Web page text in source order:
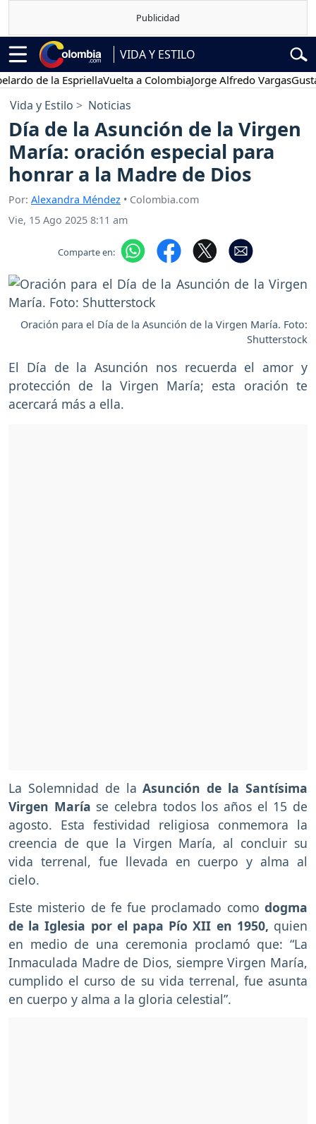
VIDA Y ESTILO
la EspriellaVuelta a ColombiaJorge Alfredo VargasGustavo
Vida y Estilo Noticias
Día de la Asunción de la Virgen
María: oración especial para
honrar a la Madre de Dios
Por: Alexandra Méndez • Colombia.com
Vie, 15 Ago 2025 8:11 am
Comparte en:
Oración para el Día de la Asunción de la Virgen María. Foto:
Shutterstock
El Día de la Asunción nos recuerda el amor y
protección de la Virgen María; esta oración te
acercará más a ella.
La Solemnidad de laAsunción de la Santísima
Virgen María se celebra todos los años el 15 de
agosto. Esta festividad religiosa conmemora la
creencia de que la Virgen María, al concluir su
vida terrenal, fue llevada en cuerpo y alma al
cielo.
Este misterio de fe fue proclamado como dogma
de la Iglesia por el papa Pío XII en 1950, quien
en medio de una ceremonia proclamó que: “La
Inmaculada Madre de Dios, siempre Virgen María,
cumplido el curso de su vida terrenal, fue asunta
en cuerpo y alma a la gloria celestial”.